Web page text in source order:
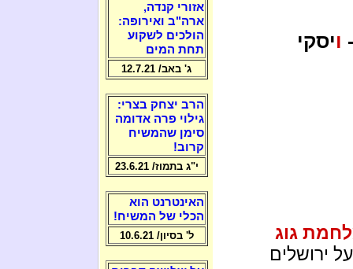
ויסקי
גוג
ירושלים
אזורי קנדה,
ארה"ב ואירופה:
הולכים לשקוע
תחת המים
ג' באב/ 12.7.21
הרב יצחק בצרי:
גילוי פרה אדומה
סימן שהמשיח
קרוב!
י"ג בתמוז/ 23.6.21
האינטרנט הוא
הכלי של המשיח!
ל' בסיון/ 10.6.21